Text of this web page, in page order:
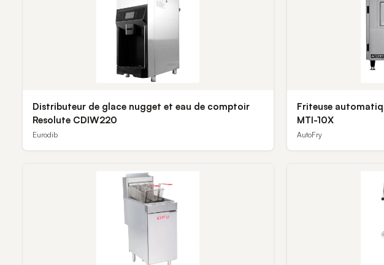
Distributeur de glace nugget et eau de comptoir
Resolute CDIW220
Eurodib
Friteuse
MTI-10X
AutoFry